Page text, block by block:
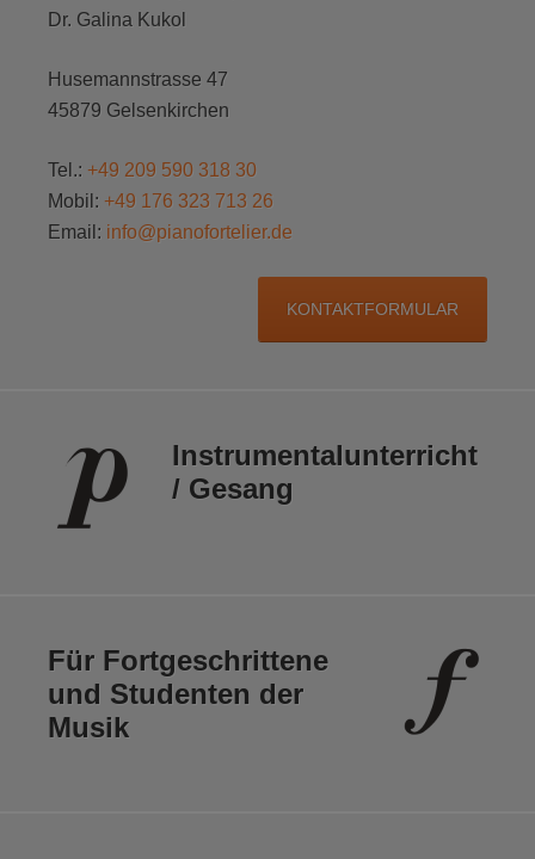
Dr. Galina Kukol
Husemannstrasse 47
45879 Gelsenkirchen
Tel.: +49 209 590 318 30
Mobil: +49 176 323 713 26
Email: info@pianofortelier.de
KONTAKTFORMULAR
Instrumental­unterricht
/ Gesang
Für Fortge­schrittene
und Studenten der
Musik